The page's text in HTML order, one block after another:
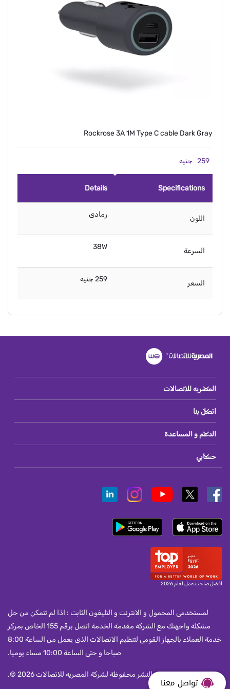
Rockrose 3A 1M Type C cable Dark Gray
259 جنيه
Specifications
Details
اللون رمادى
السرعة 38W
السعر 259 جنيه
المصريه للاتصالات
اتصل بنا
الدعم و المساعدة
حسابي
أفضل صاحب عمل لعام 2026
لمستخدمى المحمول و الانترنت و التليفون الثابت : اذا لم تتمكن من حل
مشكلة واجهتك مع الشركة مقدمة الخدمة اتصل برقم 155 الخاص بمركز
خدمة العملاء بالجهاز القومى لتنظيم الاتصالات الذى يعمل من الساعة 8:00
صباحا و حتى الساعة 10:00 مساء يوميا.
جميع حقوق النشر محفوظة لشركة المصريه للاتصالات 2026 ©.
تواصل معنا